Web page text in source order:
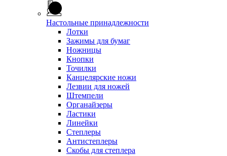
Настольные принадлежности
Лотки
Зажимы для бумаг
Ножницы
Кнопки
Точилки
Канцелярские ножи
Лезвии для ножей
Штемпели
Органайзеры
Ластики
Линейки
Степлеры
Антистеплеры
Скобы для степлера